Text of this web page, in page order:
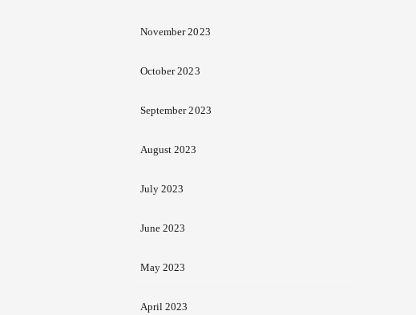
November 2023
October 2023
September 2023
August 2023
July 2023
June 2023
May 2023
April 2023